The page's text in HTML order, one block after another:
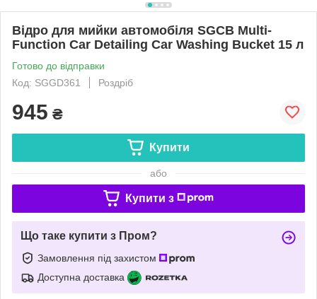
Відро для мийки автомобіля SGCB Multi-
Function Car Detailing Car Washing Bucket 15 л
Готово до відправки
Код: SGGD361
Роздріб
945 ₴
Купити
або
Купити з
Що таке купити з Пром?
Замовлення під захистом
Доступна доставка